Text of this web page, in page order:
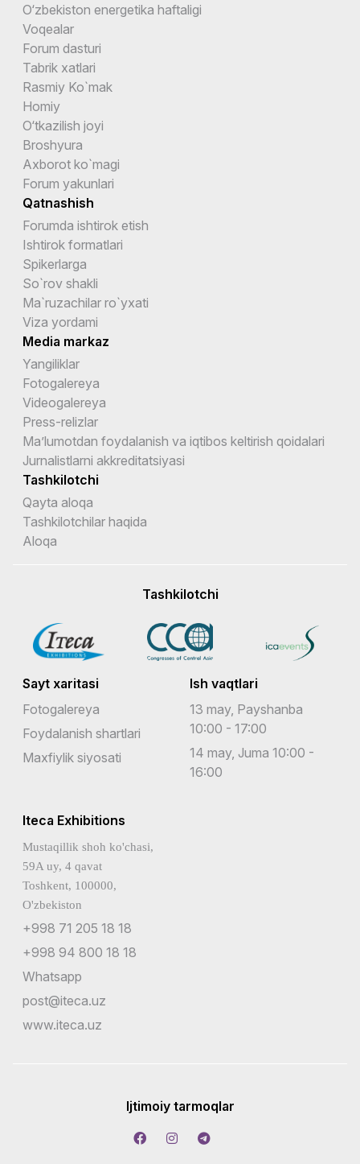
O‘zbekiston energetika haftaligi
Voqealar
Forum dasturi
Tabrik xatlari
Rasmiy Ko`mak
Homiy
O‘tkazilish joyi
Broshyura
Axborot ko`magi
Forum yakunlari
Qatnashish
Forumda ishtirok etish
Ishtirok formatlari
Spikerlarga
So`rov shakli
Ma`ruzachilar ro`yxati
Viza yordami
Media markaz
Yangiliklar
Fotogalereya
Videogalereya
Press-relizlar
Ma’lumotdan foydalanish va iqtibos keltirish qoidalari
Jurnalistlarni akkreditatsiyasi
Tashkilotchi
Qayta aloqa
Tashkilotchilar haqida
Aloqa
Tashkilotchi
Sayt xaritasi
Fotogalereya
Foydalanish shartlari
Maxfiylik siyosati
Ish vaqtlari
13 may, Payshanba
10:00 - 17:00
14 may, Juma 10:00 -
16:00
Iteca Exhibitions
Mustaqillik shoh ko'chasi,
59A uy, 4 qavat
Toshkent, 100000,
O'zbekiston
+998 71 205 18 18
+998 94 800 18 18
Whatsapp
post@iteca.uz
www.iteca.uz
Ijtimoiy tarmoqlar